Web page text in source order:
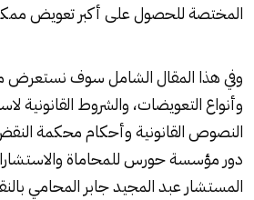
المختصة للحصول على أكبر تعويض
وفي هذا المقال الشامل سوف نستعرض
وأنواع التعويضات، والشروط القانونية
النصوص القانونية وأحكام محكمة
دور مؤسسة حورس للمحاماة
المستشار عبد المجيد جابر المحامي